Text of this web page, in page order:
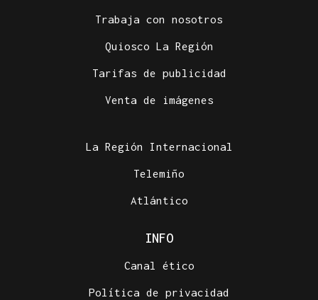
Trabaja con nosotros
Quiosco La Región
Tarifas de publicidad
Venta de imágenes
La Región Internacional
Telemiño
Atlántico
INFO
Canal ético
Política de privacidad